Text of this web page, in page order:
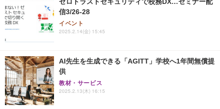
ゼロトラストセキュリティで校務DX…セミナー配
信3/26-28
イベント
2025.2.14(金) 15:45
AI先生を生成できる「AGITT」学校へ1年間無償提
供
教材・サービス
2025.2.13(木) 16:15